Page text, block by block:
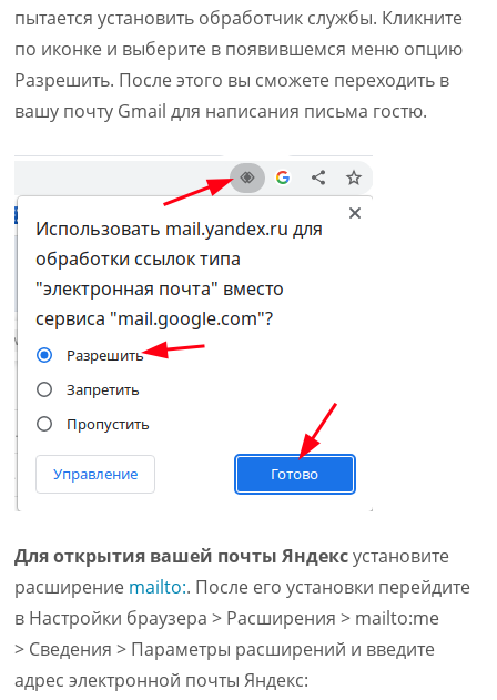
пытается установить обработчик службы. Кликните
по иконке и выберите в появившемся меню опцию
Разрешить. После этого вы сможете переходить в
вашу почту Gmail для написания письма гостю.
Для открытия вашей почты Яндексустановите
расширение mailto:. После его установки перейдите
в Настройки браузера > Расширения > mailto:me
> Сведения > Параметры расширений и введите
адрес электронной почты Яндекс: